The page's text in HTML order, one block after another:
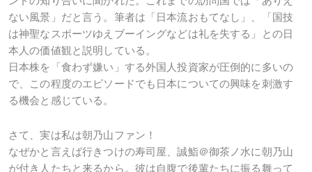
ない風景」だと言う。筆者は「日本流おもてなし」、「国技
は神聖なスポーツゆえブーイングなどは礼を失する」との日
本人の価値観と説明している。
日本株を「食わず嫌い」する外国人投資家が圧倒的に多いの
で、この程度のエピソードでも日本についての興味を刺激す
る機会と感じている。
さて、実は私は朝乃山ファン！
なぜかと言えば行きつけの寿司屋、誠鮨＠御茶ノ水に朝乃山
が付き人たちと来るから。彼は自腹で後輩たちに振る舞って